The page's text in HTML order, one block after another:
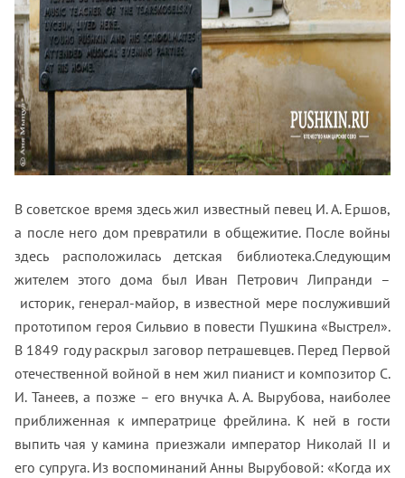
В советское время здесь жил известный певец И. А. Ершов,
а после него дом превратили в общежитие. После войны
здесь расположилась детская библиотека.Следующим
жителем этого дома был Иван Петрович Липранди –
историк, генерал-майор, в известной мере послуживший
прототипом героя Сильвио в повести Пушкина «Выстрел».
В 1849 году раскрыл заговор петрашевцев. Перед Первой
отечественной войной в нем жил пианист и композитор С.
И. Танеев, а позже – его внучка А. А. Вырубова, наиболее
приближенная к императрице фрейлина. К ней в гости
выпить чая у камина приезжали император Николай II и
его супруга. Из воспоминаний Анны Вырубовой: «Когда их